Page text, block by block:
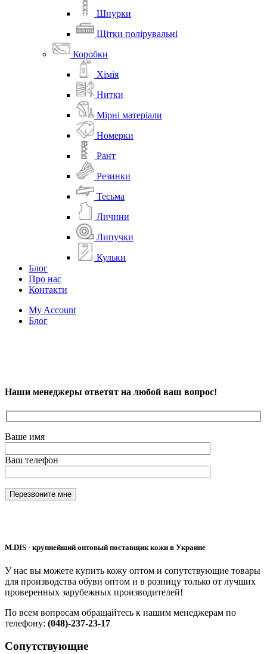
Шнурки
Щітки полірувальні
Коробки
Хімія
Нитки
Мірні матеріали
Номерки
Рант
Резинки
Тесьма
Личини
Липучки
Кульки
Блог
Про нас
Контакти
My Account
Блог
Наши менеджеры ответят на любой ваш вопрос!
Ваше имя
Ваш телефон
M.DIS - крупнейший оптовый поставщик кожи в Украине
У нас вы можете купить кожу оптом и сопутствующие товары
для производства обуви оптом и в розницу только от лучших
проверенных зарубежных производителей!
По всем вопросам обращайтесь к нашим менеджерам по
телефону: (048)-237-23-17
Сопутствующие